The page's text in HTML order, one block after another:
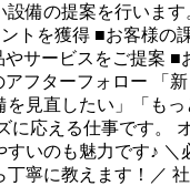
備の提案を行います
トを獲得 ■お客様の
やサービスをご提案 ■
フターフォロー 「
を見直したい」「も
に応える仕事です。
すいのも魅力です♪ ＼
丁寧に教えます！／